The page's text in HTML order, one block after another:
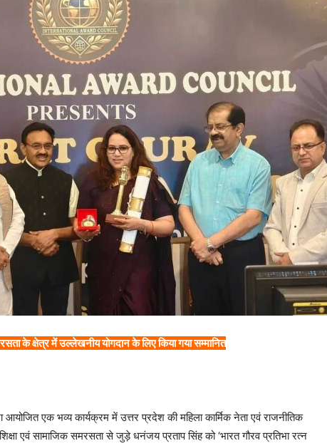
के क्षेत्र में उल्लेखनीय योगदान के लिए किया गया सम्मानित
आयोजित एक भव्य कार्यक्रम में उत्तर प्रदेश की महिला कार्मिक नेता एवं राजनीतिक
एवं सामाजिक समरसता से जुड़े धनंजय प्रताप सिंह को ‘भारत गौरव प्रतिभा रत्न